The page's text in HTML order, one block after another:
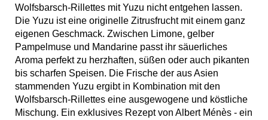
Wolfsbarsch-Rillettes mit Yuzu nicht entgehen lassen.
Die Yuzu ist eine originelle Zitrusfrucht mit einem ganz
eigenen Geschmack. Zwischen Limone, gelber
Pampelmuse und Mandarine passt ihr säuerliches
Aroma perfekt zu herzhaften, süßen oder auch pikanten
bis scharfen Speisen. Die Frische der aus Asien
stammenden Yuzu ergibt in Kombination mit den
Wolfsbarsch-Rillettes eine ausgewogene und köstliche
Mischung. Ein exklusives Rezept von Albert Ménès - ein